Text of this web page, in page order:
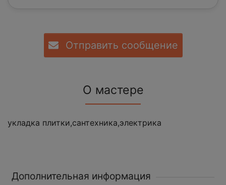
Отправить сообщение
О мастере
укладка плитки,сантехника,электрика
Дополнительная информация